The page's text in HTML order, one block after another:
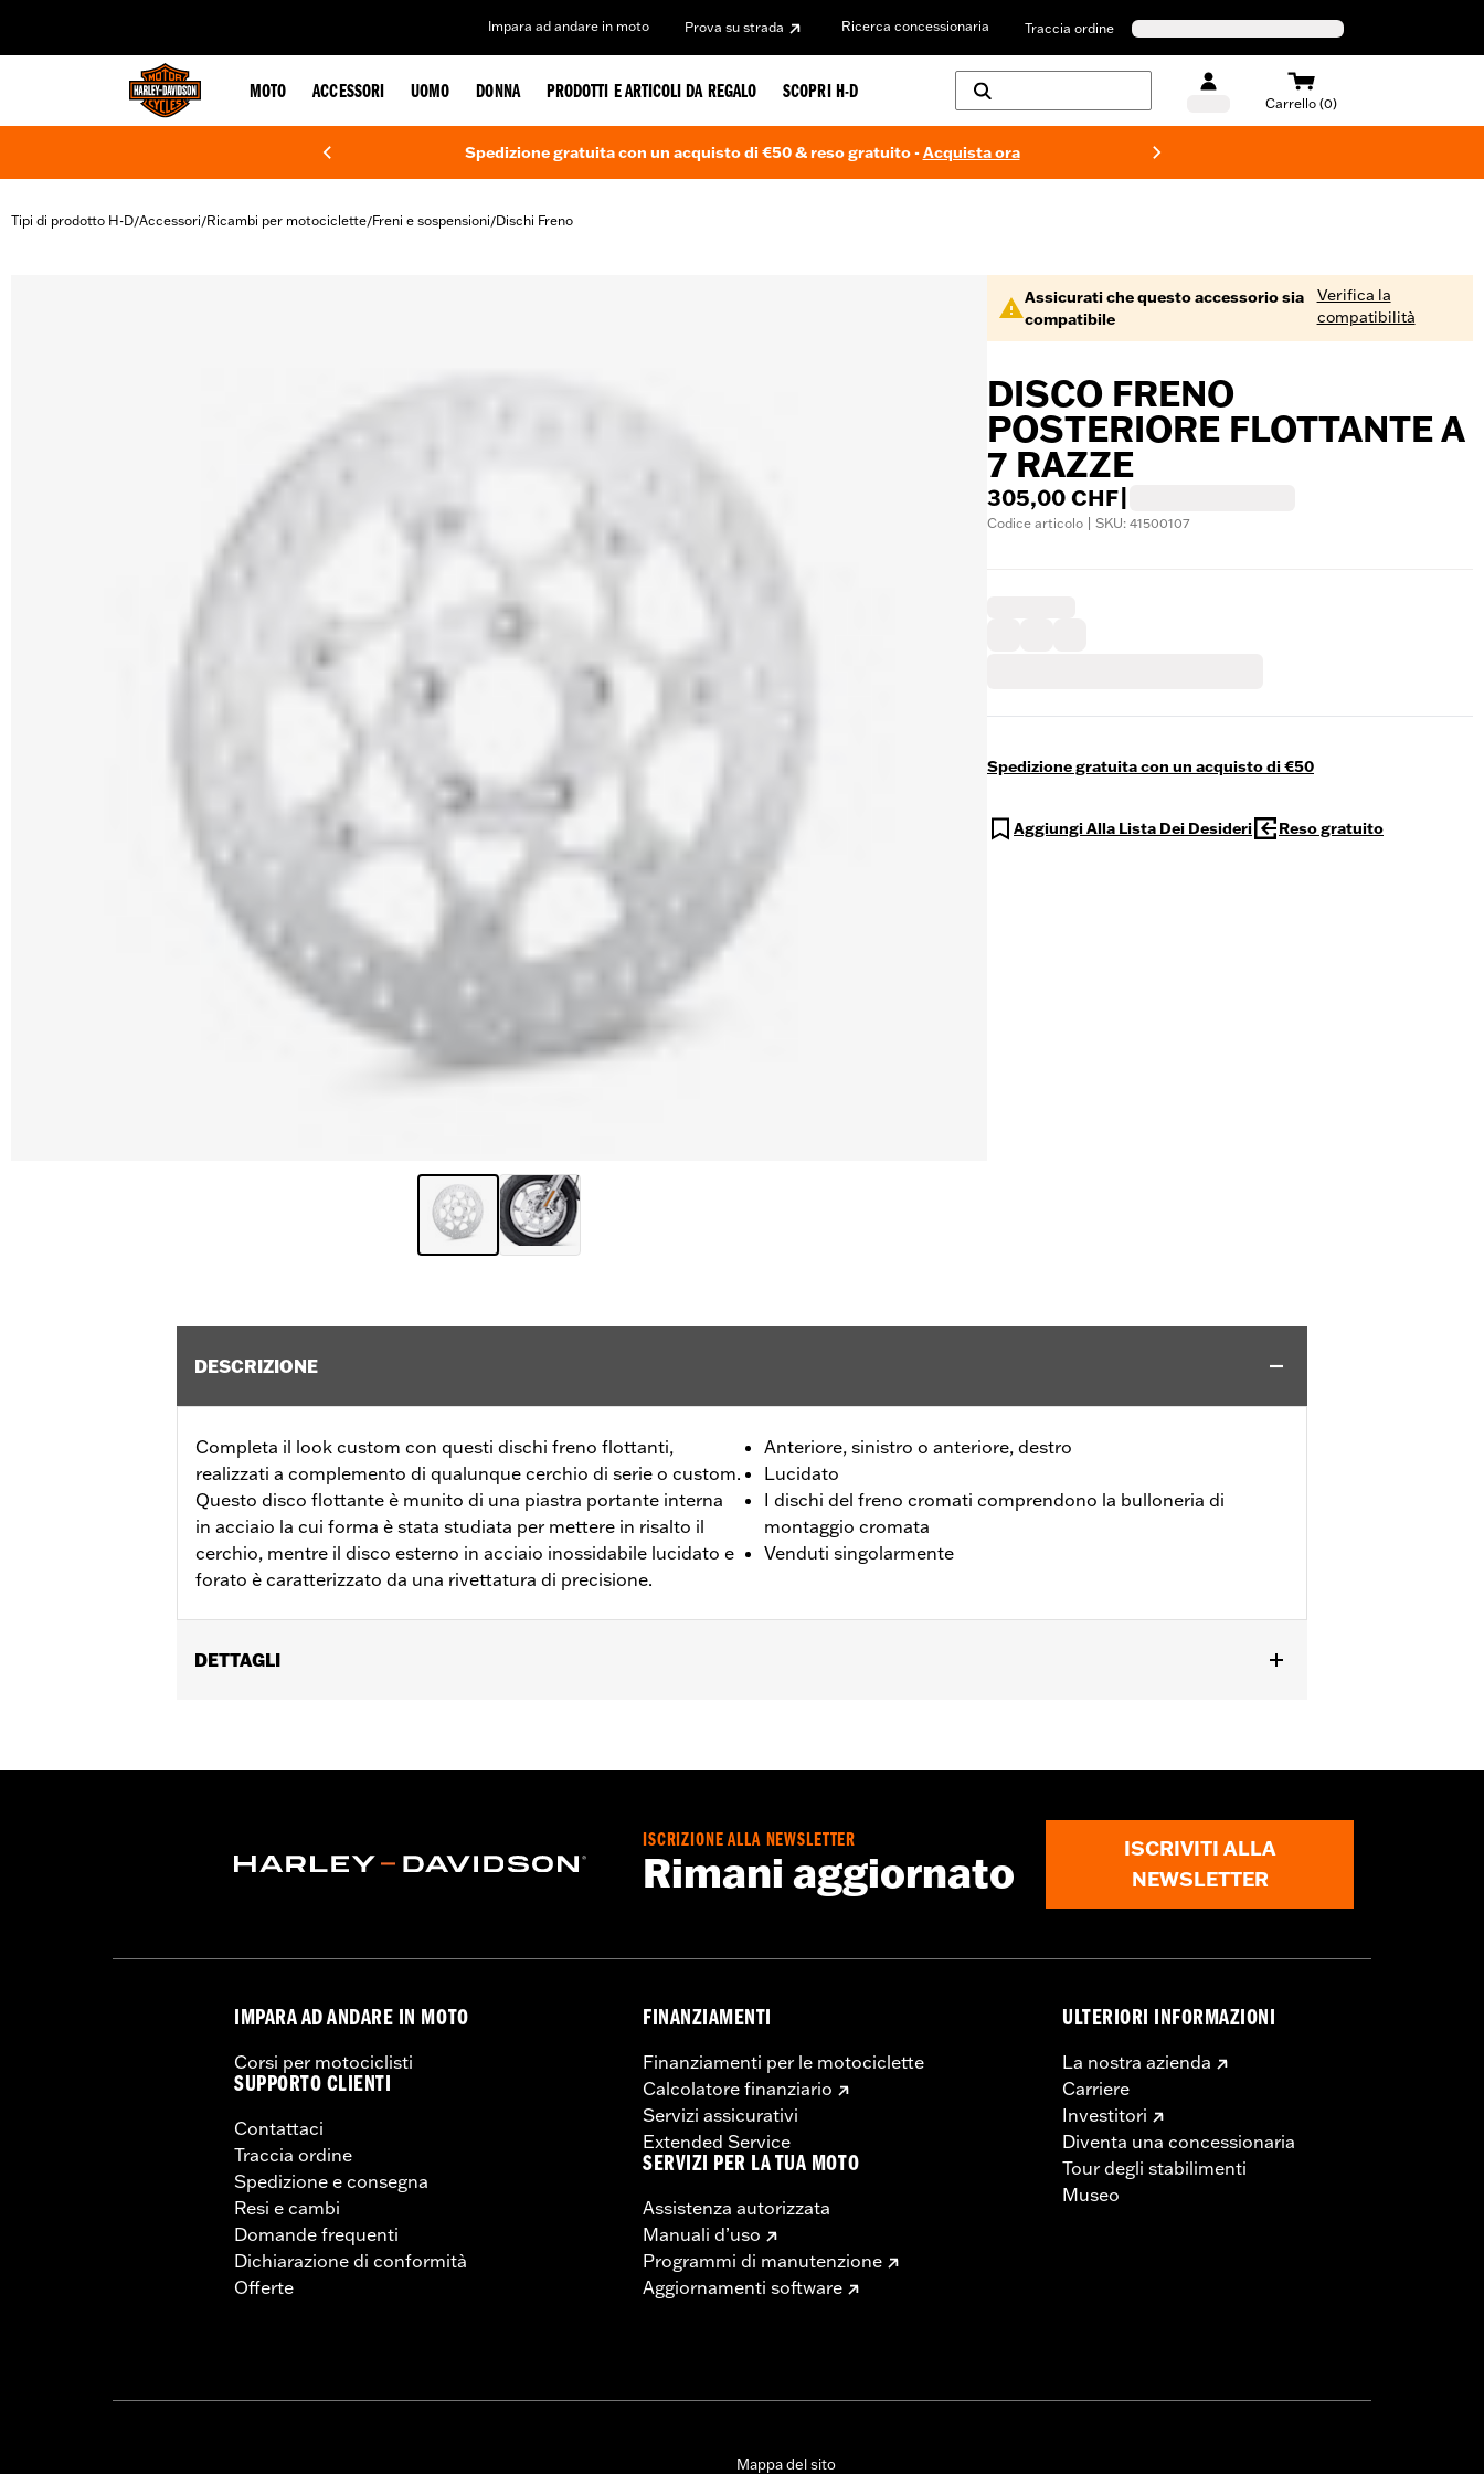
Impara ad andare in moto Prova su strada Ricerca concessionaria Traccia ordine
MOTO ACCESSORI UOMO DONNA PRODOTTI E ARTICOLI DA REGALO SCOPRI H-D
Carrello (0)
Spedizione gratuita con un acquisto di €50 & reso gratuito -Acquista ora
Tipi di prodotto H-D/Accessori/Ricambi per motociclette/Freni e sospensioni/Dischi Freno
Assicurati che questo accessorio sia
compatibile
Verifica la
compatibilità
DISCO FRENO
POSTERIORE FLOTTANTE A
7 RAZZE
305,00 CHF
Codice articolo | SKU: 41500107
Spedizione gratuita con un acquisto di €50
Aggiungi Alla Lista Dei Desideri Reso gratuito
DESCRIZIONE
Completa il look custom con questi dischi freno flottanti,
realizzati a complemento di qualunque cerchio di serie o custom.
Questo disco flottante è munito di una piastra portante interna
in acciaio la cui forma è stata studiata per mettere in risalto il
cerchio, mentre il disco esterno in acciaio inossidabile lucidato e
forato è caratterizzato da una rivettatura di precisione.
Anteriore, sinistro o anteriore, destro
Lucidato
I dischi del freno cromati comprendono la bulloneria di
montaggio cromata
Venduti singolarmente
DETTAGLI
equipaggiamento originale o ruota accessoria con attacco rotore con circonferenza bulloni da 3,25 pollici.
Venduti singolarmente:Ciascuno
ISCRIZIONE ALLA NEWSLETTER
Rimani aggiornato
ISCRIVITI ALLA
NEWSLETTER
IMPARA AD ANDARE IN MOTO
Corsi per motociclisti
SUPPORTO CLIENTI
Contattaci
Traccia ordine
Spedizione e consegna
Resi e cambi
Domande frequenti
Dichiarazione di conformità
Offerte
FINANZIAMENTI
Finanziamenti per le motociclette
Calcolatore finanziario
Servizi assicurativi
Extended Service
SERVIZI PER LA TUA MOTO
Assistenza autorizzata
Manuali d’uso
Programmi di manutenzione
Aggiornamenti software
ULTERIORI INFORMAZIONI
La nostra azienda
Carriere
Investitori
Diventa una concessionaria
Tour degli stabilimenti
Museo
Mappa del sito